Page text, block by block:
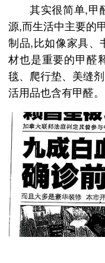
其实很简单,甲
源,而生活中主要的
制品,比如像家具、
材也是重要的甲醛
毯、爬行垫、美缝
活用品也含有甲醛。